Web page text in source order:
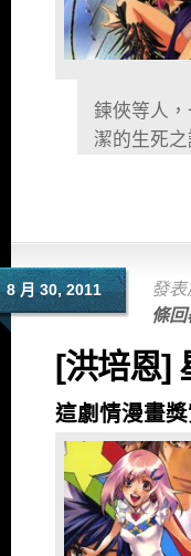
鍊俠等人
潔的生死
8 月 30, 2011 發
條
[洪培恩]
這劇情漫畫